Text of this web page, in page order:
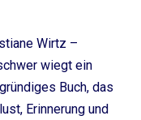
Wirtz –
wiegt ein
Buch, das
Erinnerung und